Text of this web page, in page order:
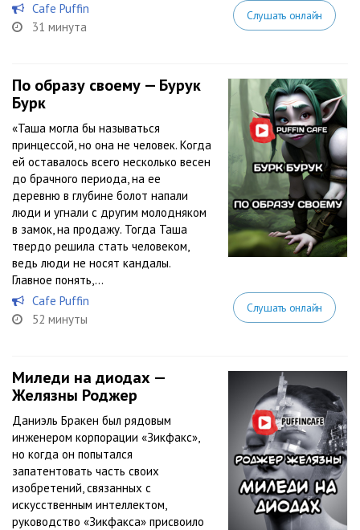
Cafe Puffin
31 минута
Слушать онлайн
По образу своему — Бурук
Бурк
«Таша могла бы называться
принцессой, но она не человек. Когда
ей оставалось всего несколько весен
до брачного периода, на ее
деревню в глубине болот напали
люди и угнали с другим молодняком
в замок, на продажу. Тогда Таша
твердо решила стать человеком,
ведь люди не носят кандалы.
Главное понять,...
Cafe Puffin
52 минуты
Слушать онлайн
Миледи на диодах —
Желязны Роджер
Даниэль Бракен был рядовым
инженером корпорации «Зикфакс»,
но когда он попытался
запатентовать часть своих
изобретений, связанных с
искусственным интеллектом,
руководство «Зикфакса» присвоило